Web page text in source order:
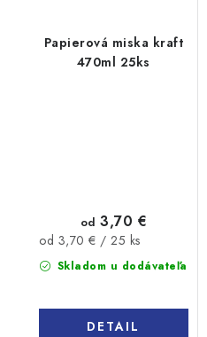
Papierová miska kraft
470ml 25ks
Skladom u dodávateľa
od 3,70 €
Jednotková
cena:
od 3,70 € / 25 ks
DETAIL